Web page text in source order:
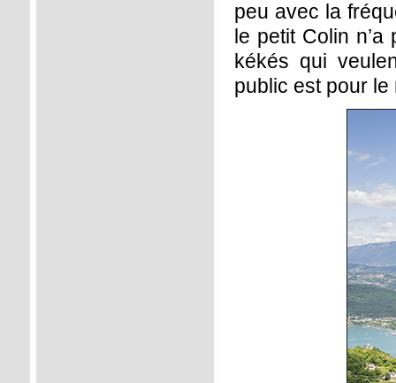
peu avec la
le petit Colin
kékés qui
public est pour